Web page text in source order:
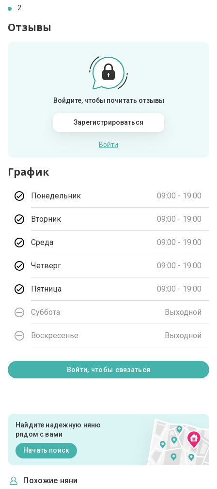
2
Отзывы
Войдите, чтобы почитать отзывы
Зарегистрироваться
Войти
График
Понедельник 09:00 - 19:00
Вторник 09:00 - 19:00
Среда 09:00 - 19:00
Четверг 09:00 - 19:00
Пятница 09:00 - 19:00
Суббота Выходной
Воскресенье Выходной
Войти, чтобы связаться
Найдите надежную няню
рядом с вами
Начать поиск
Похожие няни